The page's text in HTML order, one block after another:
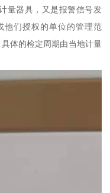
量器具，又是报警信号发
他们授权的单位的管理范
体的检定周期由当地计量